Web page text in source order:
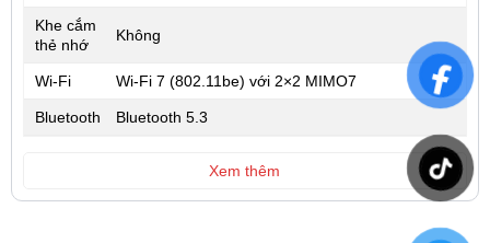
Khe cắm
thẻ nhớ
Không
Wi-Fi Wi‑Fi 7 (802.11be) với 2×2 MIMO7
Bluetooth Bluetooth 5.3
Xem thêm